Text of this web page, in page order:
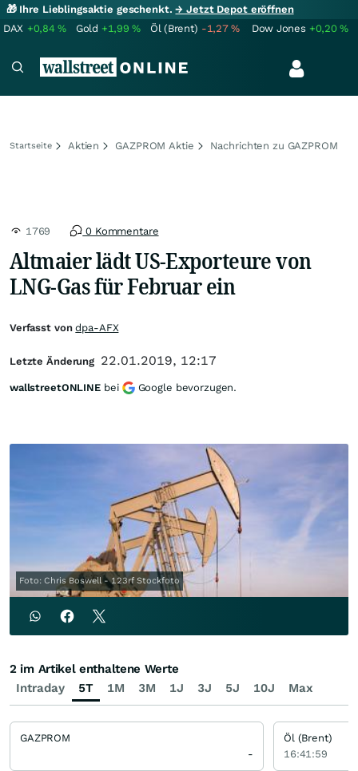
🎁 Ihre Lieblingsaktie geschenkt.→ Jetzt Depot eröffnen
DAX +0,84% Gold +1,99% Öl (Brent) -1,27% Dow Jones +0,20%
Startseite Aktien GAZPROM Aktie Nachrichten zu GAZPROM
1769 0 Kommentare
Altmaier lädt US-Exporteure von
LNG-Gas für Februar ein
Foto: Chris Boswell - 123rf Stockfoto
Verfasst vondpa-AFX
Letzte Änderung 22.01.2019, 12:17
wallstreetONLINE bei Google bevorzugen.
Intraday 5T 1M 3M 1J 3J 5J 10J Max
2 im Artikel enthaltene Werte
GAZPROM
-
Öl (Brent)
16:41:59